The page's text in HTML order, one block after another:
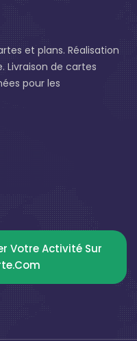
et plans. Réalisation
Livraison de cartes
pour les
Votre Activité Sur